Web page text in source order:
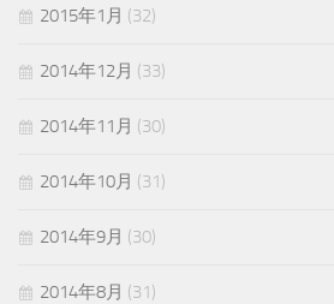
2015年1月 (32)
2014年12月 (33)
2014年11月 (30)
2014年10月 (31)
2014年9月 (30)
2014年8月 (31)